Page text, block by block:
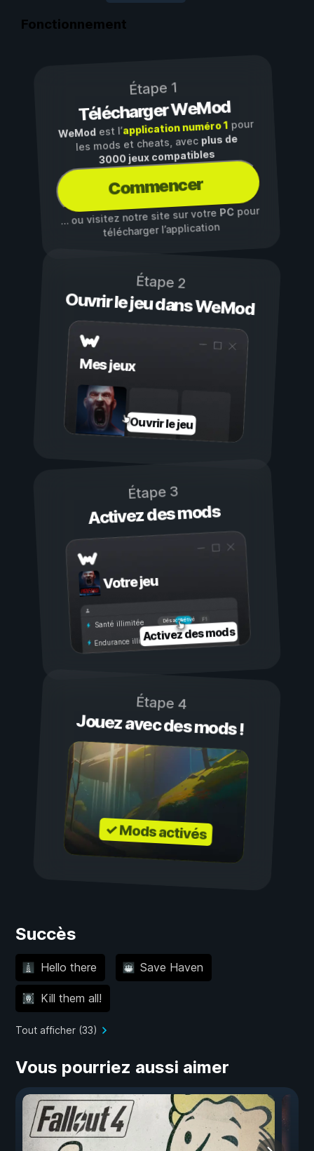
Fonctionnement
Étape 1
Télécharger WeMod
WeModest l’application numéro 1pour
les mods et cheats, avec plus de
3000 jeux compatibles
Commencer
… ou visitez notre site sur votre PCpour
télécharger l’application
Étape 2
Ouvrir le jeu dans WeMod
Mes jeux
Ouvrir le jeu
Étape 3
Activez des mods
Votre jeu
Activé
Désactivé
Santé illimitée
Endurance illimitéeActivez des mods
Étape 4
Jouez avec des mods !
✓ Mods activés
Succès
Hello there Save Haven
Kill them all!
Tout afficher (33)
Vous pourriez aussi aimer